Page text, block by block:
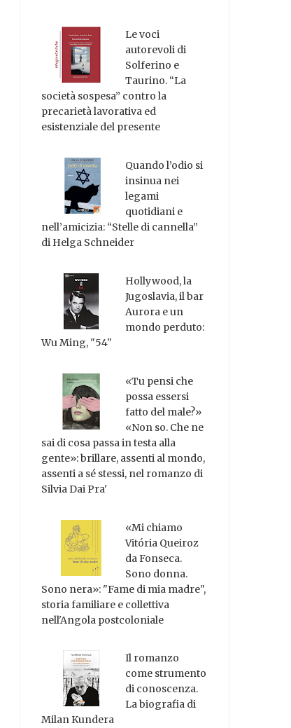
Le voci
autorevoli di
Solferino e
Taurino. “La
società sospesa” contro la
precarietà lavorativa ed
esistenziale del presente
Quando l’odio si
insinua nei
legami
quotidiani e
nell’amicizia: “Stelle di cannella”
di Helga Schneider
Hollywood, la
Jugoslavia, il bar
Aurora e un
mondo perduto:
Wu Ming, "54"
«Tu pensi che
possa essersi
fatto del male?»
«Non so. Che ne
sai di cosa passa in testa alla
gente»: brillare, assenti al mondo,
assenti a sé stessi, nel romanzo di
Silvia Dai Pra'
«Mi chiamo
Vitória Queiroz
da Fonseca.
Sono donna.
Sono nera»: "Fame di mia madre",
storia familiare e collettiva
nell'Angola postcoloniale
Il romanzo
come strumento
di conoscenza.
La biografia di
Milan Kundera